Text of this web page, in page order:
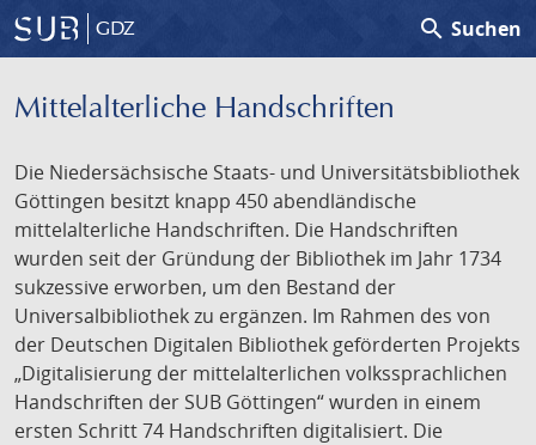
GDZ search Suchen
Mittelalterliche Handschriften
Die Niedersächsische Staats- und Universitätsbibliothek
Göttingen besitzt knapp 450 abendländische
mittelalterliche Handschriften. Die Handschriften
wurden seit der Gründung der Bibliothek im Jahr 1734
sukzessive erworben, um den Bestand der
Universalbibliothek zu ergänzen. Im Rahmen des von
der Deutschen Digitalen Bibliothek geförderten Projekts
„Digitalisierung der mittelalterlichen volkssprachlichen
Handschriften der SUB Göttingen“ wurden in einem
ersten Schritt 74 Handschriften digitalisiert. Die